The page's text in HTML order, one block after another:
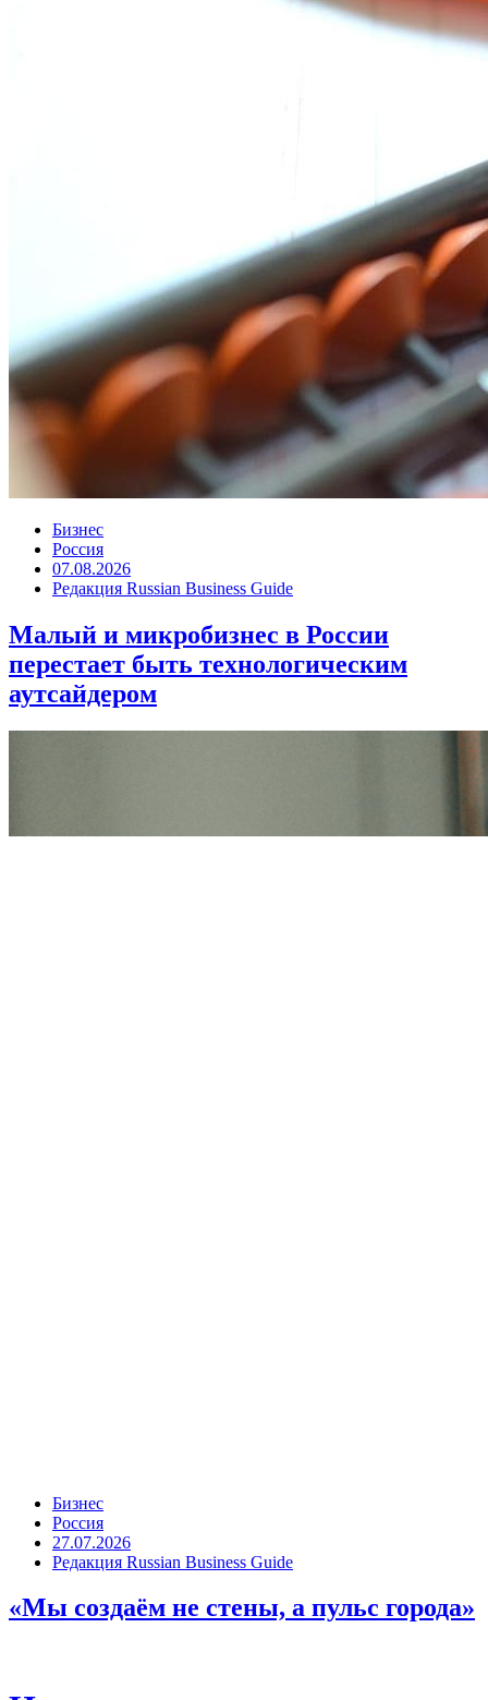
Бизнес
Россия
07.08.2026
Редакция Russian Business Guide
Малый и микробизнес в России
перестает быть технологическим
аутсайдером
Бизнес
Россия
27.07.2026
Редакция Russian Business Guide
«Мы создаём не стены, а пульс города»